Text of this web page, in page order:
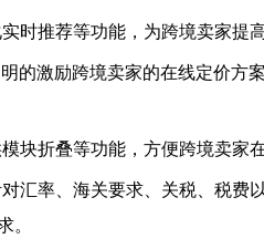
时推荐等功能，为跨境卖家提
的激励跨境卖家的在线定价方
块折叠等功能，方便跨境卖家
汇率、海关要求、关税、税费
。